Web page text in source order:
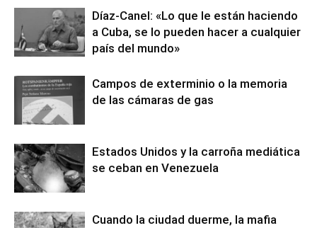
Díaz-Canel: «Lo que le están haciendo
a Cuba, se lo pueden hacer a cualquier
país del mundo»
Campos de exterminio o la memoria
de las cámaras de gas
Estados Unidos y la carroña mediática
se ceban en Venezuela
Cuando la ciudad duerme, la mafia